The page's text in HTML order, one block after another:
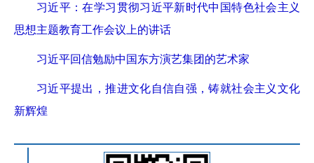
习近平：在学习贯彻习近平新时代中国特色社会主义
思想主题教育工作会议上的讲话
习近平回信勉励中国东方演艺集团的艺术家
习近平提出，推进文化自信自强，铸就社会主义文化
新辉煌